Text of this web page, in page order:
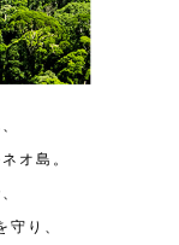
オ島。
守り、